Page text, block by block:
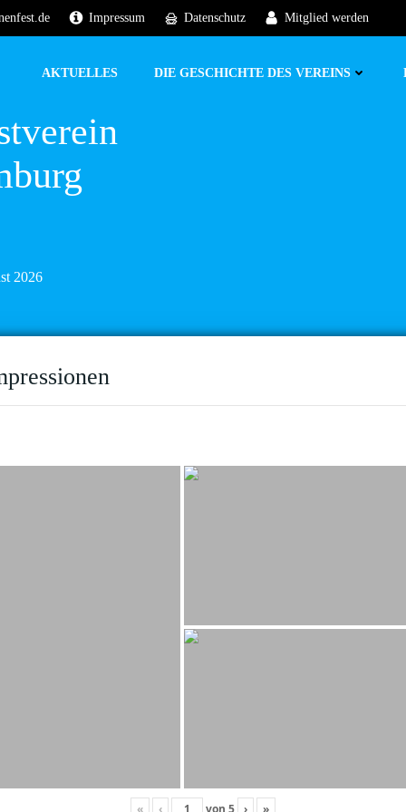
Impressum Datenschutz Mitglied werden
AKTUELLES DIE GESCHICHTE DES VEREINS
2026
« ‹ von 5 › »